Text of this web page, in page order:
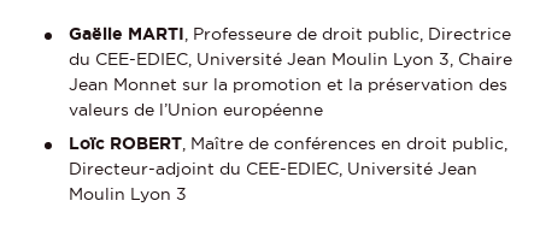
Gaëlle MARTI , Professeure de droit public, Directrice
du CEE-EDIEC, Université Jean Moulin Lyon 3, Chaire
Jean Monnet sur la promotion et la préservation des
valeurs de l’Union européenne
Loïc ROBERT , Maître de conférences en droit public,
Directeur-adjoint du CEE-EDIEC, Université Jean
Moulin Lyon 3